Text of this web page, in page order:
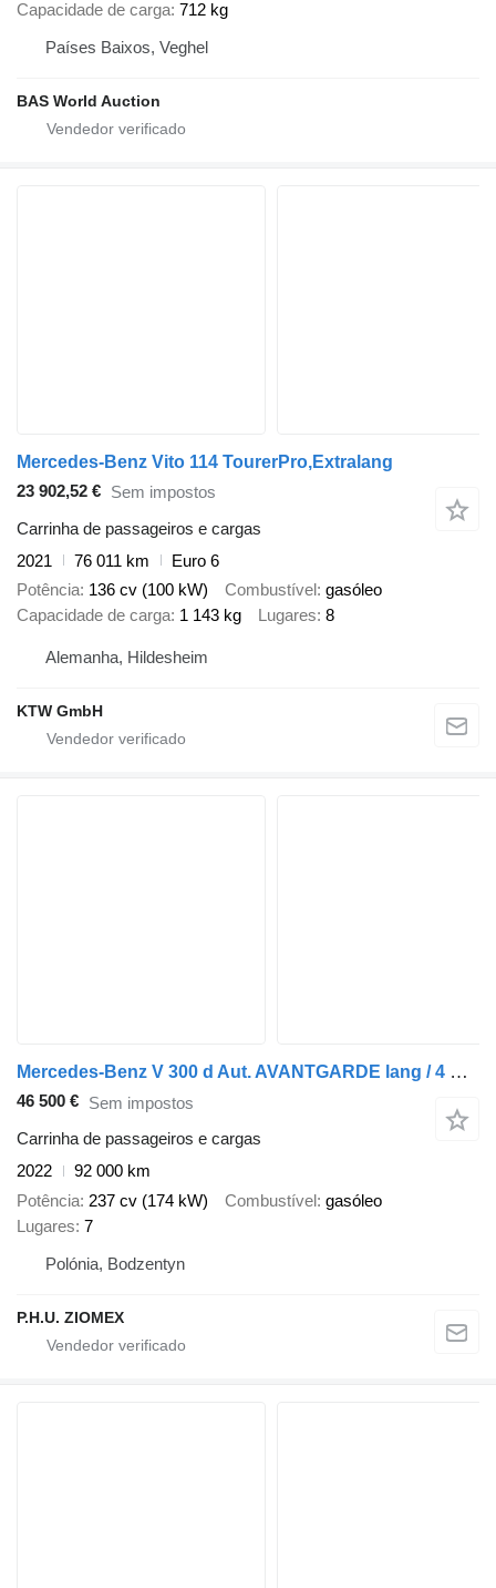
Capacidade de carga 712 kg
Países Baixos, Veghel
BAS World Auction
Mercedes-Benz Vito 114 TourerPro,Extralang
23 902,52 € Sem impostos
Carrinha de passageiros e cargas
2021
76 011 km
Euro 6
Potência 136 cv (100 kW) Combustível gasóleo
Capacidade de carga 1 143 kg Lugares 8
Alemanha, Hildesheim
KTW GmbH
Mercedes-Benz V 300 d Aut. AVANTGARDE lang / 4 MATIC
46 500 € Sem impostos
Carrinha de passageiros e cargas
2022
92 000 km
Potência 237 cv (174 kW) Combustível gasóleo
Lugares 7
Polónia, Bodzentyn
P.H.U. ZIOMEX